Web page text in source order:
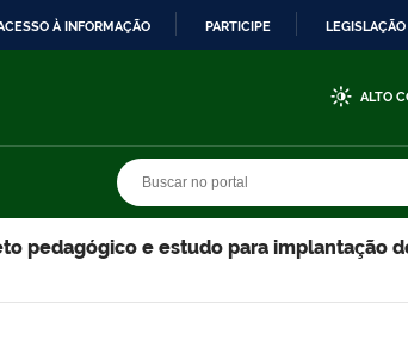
À INFORMAÇÃO PARTICIPE LEGISLAÇÃO
ALTO
pedagógico e estudo para implantação